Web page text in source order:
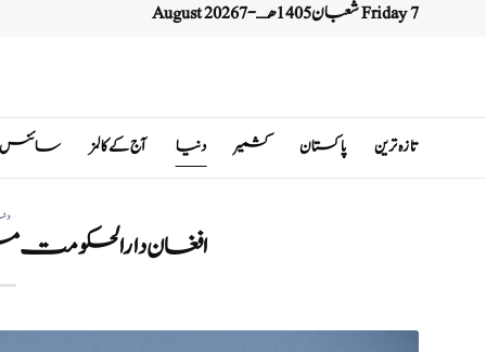
Friday 7 شعبان 1405 هـ - 7 August 2026
تازہ ترین پاکستان کشمیر دنیا آج کے کالمز سائنس
افغان دارالحکومت